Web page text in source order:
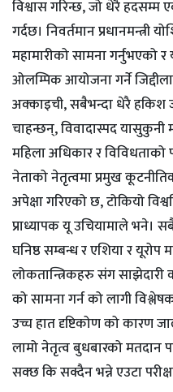
विश्वास गरिन्छ, जो धेरै हदसम्म
गर्दछ। निवर्तमान
महामारीको सामना गर्नुभएको र
ओलम्पिक आयोजना गर्ने
अक्काइची, सबैभन्दा धेरै हकिश
चाहन्छन्, विवादास्पद यासुकुनी
महिला अधिकार र विविधताको
नेताको नेतृत्वमा प्रमुख
अपेक्षा गरिएको छ, टोकियो
प्राध्यापक यू उचियामाले भने।
घनिष्ठ सम्बन्ध र एशिया र
लोकतान्त्रिकहरु संग साझेदारी
को सामना गर्न को लागी
उच्च हात दृष्टिकोण को कारण
लामो नेतृत्व बुधबारको मतदान
सक्छ कि सक्दैन भन्ने एउटा